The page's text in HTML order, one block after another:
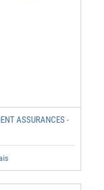
ASSURANCES -